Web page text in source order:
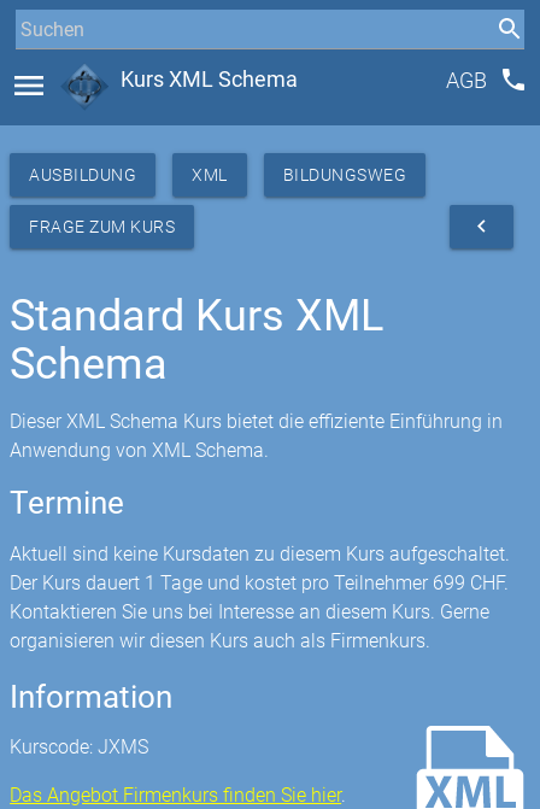
menu Kurs XML Schema AGB phone
AUSBILDUNG XML BILDUNGSWEG
FRAGE ZUM KURS navigate_before
Standard Kurs XML
Schema
Dieser XML Schema Kurs bietet die effiziente Einführung in
Anwendung von XML Schema.
Termine
Aktuell sind keine Kursdaten zu diesem Kurs aufgeschaltet.
Der Kurs dauert 1 Tage und kostet pro Teilnehmer 699 CHF.
Kontaktieren Sie uns bei Interesse an diesem Kurs. Gerne
organisieren wir diesen Kurs auch als Firmenkurs.
Information
Kurscode: JXMS
Das Angebot Firmenkurs finden Sie hier.